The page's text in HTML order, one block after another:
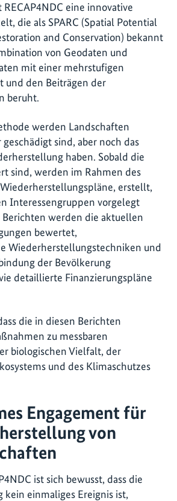
eine innovative
die als SPARC (Spatial Potential
and Conservation) bekannt
von Geodaten und
mit einer mehrstufigen
und den Beiträgen der
beruht.
werden Landschaften
sind, aber noch das
haben. Sobald die
sind, werden im Rahmen des
erstellt,
Interessengruppen vorgelegt
werden die aktuellen
bewertet,
Wiederherstellungstechniken und
der Bevölkerung
detaillierte Finanzierungspläne
die in diesen Berichten
zu messbaren
biologischen Vielfalt, der
und des Klimaschutzes
Engagement für
von
ist sich bewusst, dass die
einmaliges Ereignis ist,